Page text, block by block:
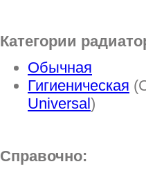
Категории
Обычная
Гигиеническая
Universal)
Справочно: